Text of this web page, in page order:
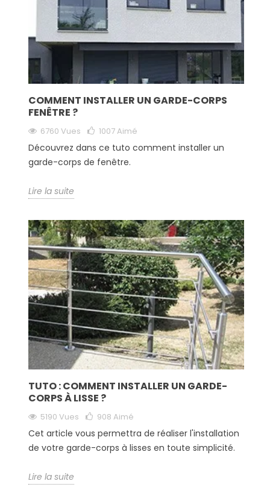
COMMENT INSTALLER UN GARDE-CORPS
FENÊTRE ?
6760 Vues 1007Aimé
Découvrez dans ce tuto comment installer un
garde-corps de fenêtre.
Lire la suite
TUTO : COMMENT INSTALLER UN GARDE-
CORPS À LISSE ?
5190 Vues 908 Aimé
Cet article vous permettra de réaliser l'installation
de votre garde-corps à lisses en toute simplicité.
Lire la suite